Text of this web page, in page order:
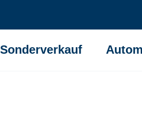
Sonderverkauf